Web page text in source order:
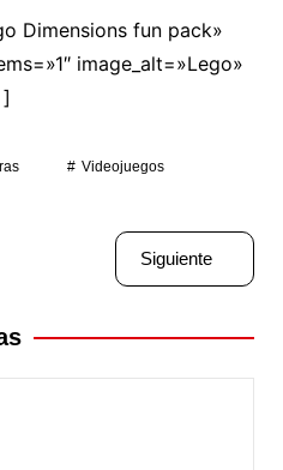
Dimensions fun pack»
image_alt=»Lego»
Videojuegos
Siguiente